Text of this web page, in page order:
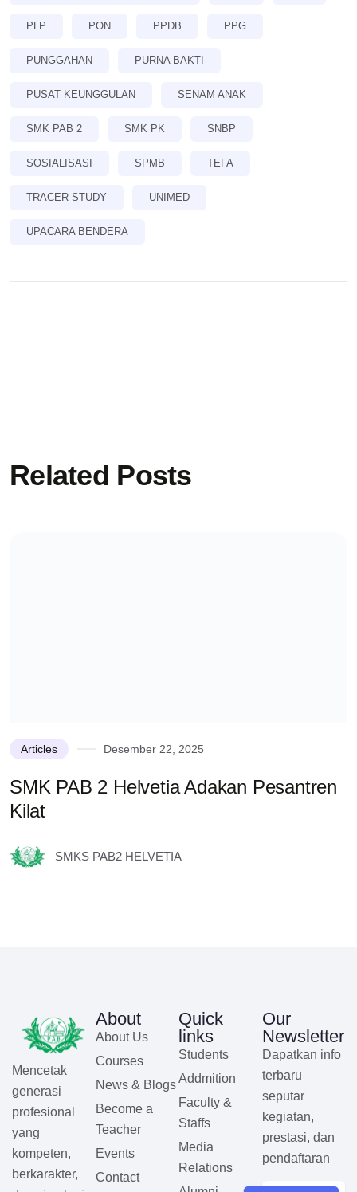
PLP PON PPDB PPG
PUNGGAHAN PURNA BAKTI
PUSAT KEUNGGULAN SENAM ANAK
SMK PAB 2 SMK PK SNBP
SOSIALISASI SPMB TEFA
TRACER STUDY UNIMED
UPACARA BENDERA
Related Posts
Articles Desember 22, 2025
SMK PAB 2 Helvetia Adakan Pesantren
Kilat
SMKS PAB2 HELVETIA
Mencetak
generasi
profesional
yang
kompeten,
berkarakter,
About
About Us
Courses
News & Blogs
Become a
Teacher
Events
Contact
Quick
links
Students
Addmition
Faculty &
Staffs
Media
Relations
Our
Newsletter
Dapatkan info
terbaru
seputar
kegiatan,
prestasi, dan
pendaftaran